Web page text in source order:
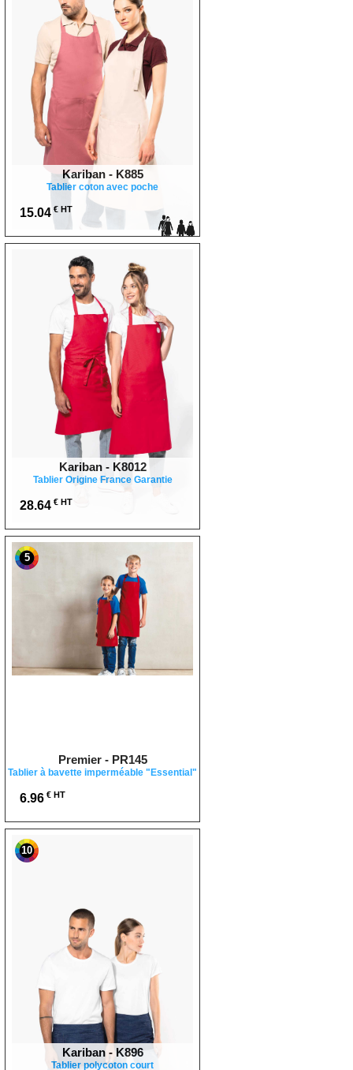
Kariban - K885
Tablier coton avec poche
15.04 € HT
Kariban - K8012
Tablier Origine France Garantie
28.64 € HT
5
Premier - PR145
Tablier à bavette imperméable "Essential"
6.96 € HT
10
Kariban - K896
Tablier polycoton court